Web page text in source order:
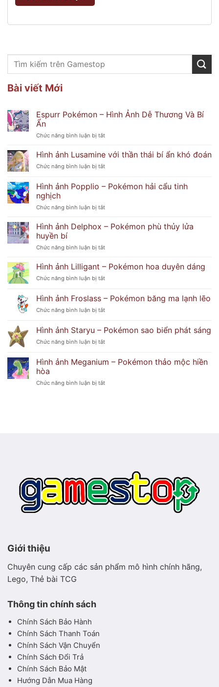
Bài viết Mới
Espurr Pokémon – Hình Ảnh Dễ Thương Và Bí
Ẩn
Chức năng bình luận bị tắtở
Pokémon
Hình
Dễ
Bí
Hình ảnh Lusamine với thần thái bí ẩn khó đoán
Chức năng bình luận bị tắtở
ảnh
Lusamine
thần
đoán
Hình ảnh Popplio – Pokémon hải cẩu tinh
nghịch
Chức năng bình luận bị tắtở
ảnh
Popplio
Pokémon
cẩu
nghịch
Hình ảnh Delphox – Pokémon phù thủy lửa
huyền bí
Chức năng bình luận bị tắtở
ảnh
Delphox
–
phù
lửa
bí
Hình ảnh Lilligant – Pokémon hoa duyên dáng
Chức năng bình luận bị tắtở
ảnh
Lilligant
–
hoa
dáng
Hình ảnh Froslass – Pokémon băng ma lạnh lẽo
Chức năng bình luận bị tắtở
ảnh
Froslass
–
băng
lẽo
Hình ảnh Staryu – Pokémon sao biển phát sáng
Chức năng bình luận bị tắtở
Staryu
Pokémon
Hình ảnh Meganium – Pokémon thảo mộc hiền
hòa
Chức năng bình luận bị tắtở
Giới thiệu
Chuyên cung cấp các sản phẩm mô hình chính hãng,
Lego, Thẻ bài TCG
Thông tin chính sách
Chính Sách Bảo Hành
Chính Sách Thanh Toán
Chính Sách Vận Chuyển
Chính Sách Đổi Trả
Chính Sách Bảo Mật
Hướng Dẫn Mua Hàng